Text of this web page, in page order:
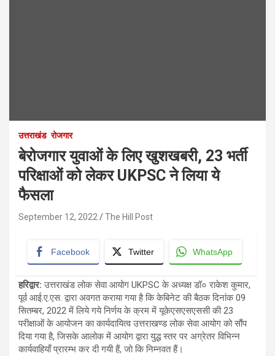
उत्तराखंड रोजगार
बेरोजगार युवाओं के लिए खुशखबरी, 23 भर्ती
परिक्षाओं को लेकर UKPSC ने लिया ये
फैसला
September 12, 2022 The Hill Post
Facebook Twitter WhatsApp
हरिद्वार: उत्तराखंड लोक सेवा आयोग UKPSC के अध्यक्ष डॉ० राकेश कुमार,
पूर्व आई.ए.एस. द्वारा अवगत कराया गया है कि केबिनेट की बैठक दिनांक 09
सितम्बर, 2022 में लिये गये निर्णय के क्रम में यूकेएसएसएससी की 23
परीक्षाओं के आयोजन का कार्यदायित्व उत्तराखण्ड लोक सेवा आयोग को सौंप
दिया गया है, जिसके आलोक में आयोग द्वारा युद्ध स्तर पर अग्रेतर विभिन्न
कार्यवाहियाँ प्रारम्भ कर दी गयी हैं, जो कि निम्नवत हैं।